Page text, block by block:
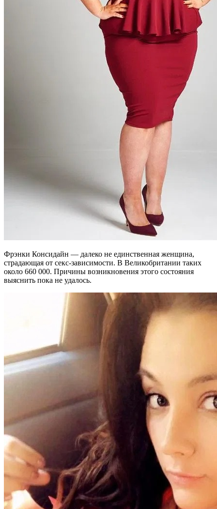
Фрэнки Консидайн — далеко не единственная женщина,
страдающая от секс-зависимости. В Великобритании таких
около 660 000. Причины возникновения этого состояния
выяснить пока не удалось.